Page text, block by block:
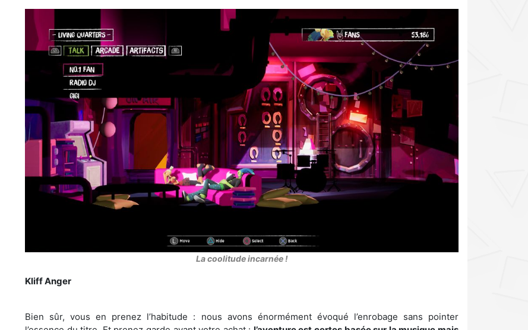
La coolitude incarnée !
Kliff Anger
Bien sûr, vous en prenez l’habitude : nous avons énormément évoqué l’enrobage sans pointer